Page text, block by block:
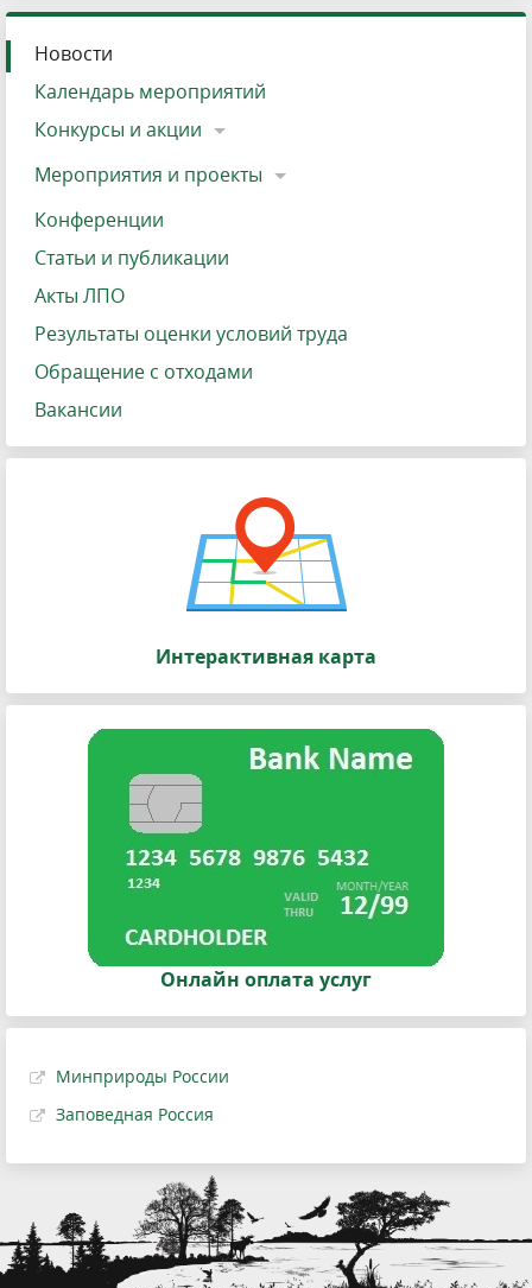
Новости
Календарь мероприятий
Конкурсы и акции
Мероприятия и проекты
Конференции
Статьи и публикации
Акты ЛПО
Результаты оценки условий труда
Обращение с отходами
Вакансии
Интерактивная карта
Онлайн оплата услуг
Минприроды России
Заповедная Россия